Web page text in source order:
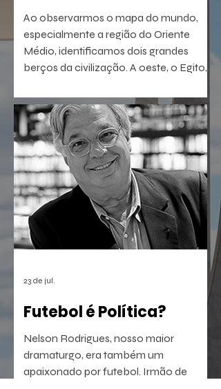
Ao observarmos o mapa do mundo,
especialmente a região do Oriente
Médio, identificamos dois grandes
berços da civilização. A oeste, o Egito,
política. A leste, sucedem-se sumérios,
assírios, partos e persas, impérios que
dominaram a região por milênios.
Futebol é Política?
Nelson Rodrigues, nosso maior
dramaturgo, era também um
apaixonado por futebol. Irmão de
23 de jul.